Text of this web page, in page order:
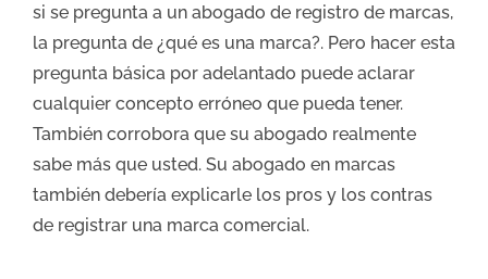
si se pregunta a un abogado de registro de marcas,
la pregunta de ¿qué es una marca?. Pero hacer esta
pregunta básica por adelantado puede aclarar
cualquier concepto erróneo que pueda tener.
También corrobora que su abogado realmente
sabe más que usted. Su abogado en marcas
también debería explicarle los pros y los contras
de registrar una marca comercial.